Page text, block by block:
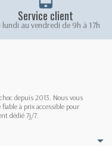
Service client
lundi au vendredi de 9h à 17h
depuis 2013. Nous vous
à prix accessible pour
dédié 7j/7.